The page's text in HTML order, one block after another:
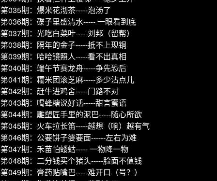
第035期：爆米花沏茶-----泡汤了
第036期：碟子里盛清水----- 一眼看到底
第037期：光吃白菜叶-----刘邦（留帮）
第038期：隔年的金子-----抵不上现铜
第039期：哈哈镜照人-----看不出真相
第040期：端午节赛龙舟-----争先恐后
第041期：糯米团滚芝麻-----多少沾点儿
第042期：赶牛进鸡舍-----门路不对
第043期：喝蜂糖说好话-----甜言蜜语
第044期：雕塑匠手里的泥巴-----随心所欲
第045期：火车拉长笛-----越想（响）越有气
第046期：公要饼子婆要面------左右为难
第047期：禾苗怕蝼蛄----- 一物降一物
第048期：二分钱买个猪头-----脸面不值钱
第049期：膏药贴嘴巴-----难开口（号？）